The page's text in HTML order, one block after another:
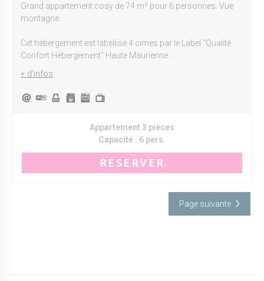
Grand appartement cosy de 74 m² pour 6 personnes. Vue
montagne.
Cet hébergement est labellisé 4 cimes par le Label "Qualité
Confort Hébergement" Haute Maurienne ...
+ d'infos
Appartement 3 pièces
Capacité : 6 pers.
RÉSERVER
Page suivante